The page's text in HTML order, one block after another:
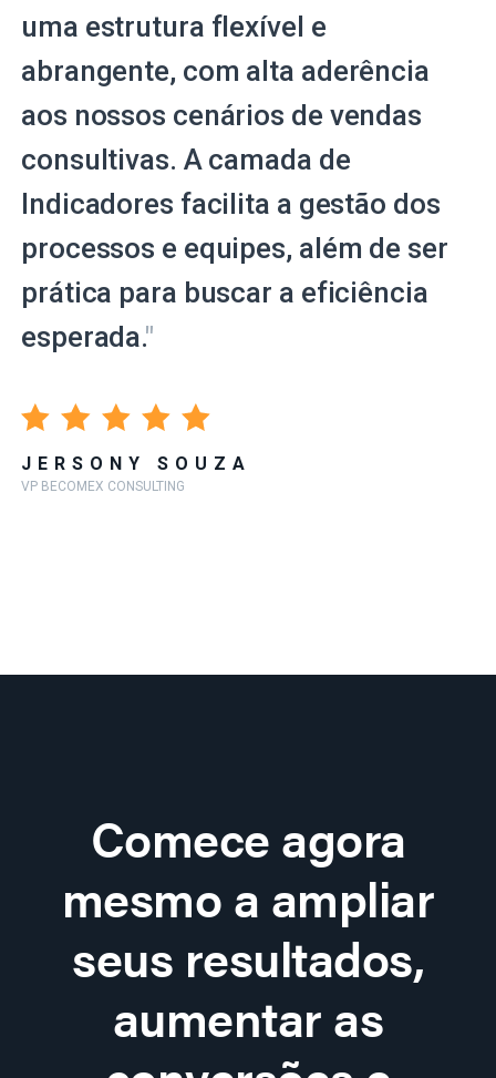
uma estrutura flexível e
abrangente, com alta aderência
aos nossos cenários de vendas
consultivas. A camada de
Indicadores facilita a gestão dos
processos e equipes, além de ser
prática para buscar a eficiência
esperada."
JERSONY SOUZA
VP BECOMEX CONSULTING
Comece agora
mesmo a ampliar
seus resultados,
aumentar as